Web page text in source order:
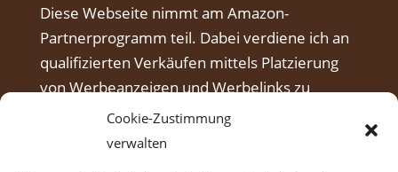
Cookie-Zustimmung
verwalten
Diese Webseite nimmt am Amazon-
Partnerprogramm teil. Dabei verdiene ich an
qualifizierten Verkäufen mittels Platzierung
von Werbeanzeigen und Werbelinks zu